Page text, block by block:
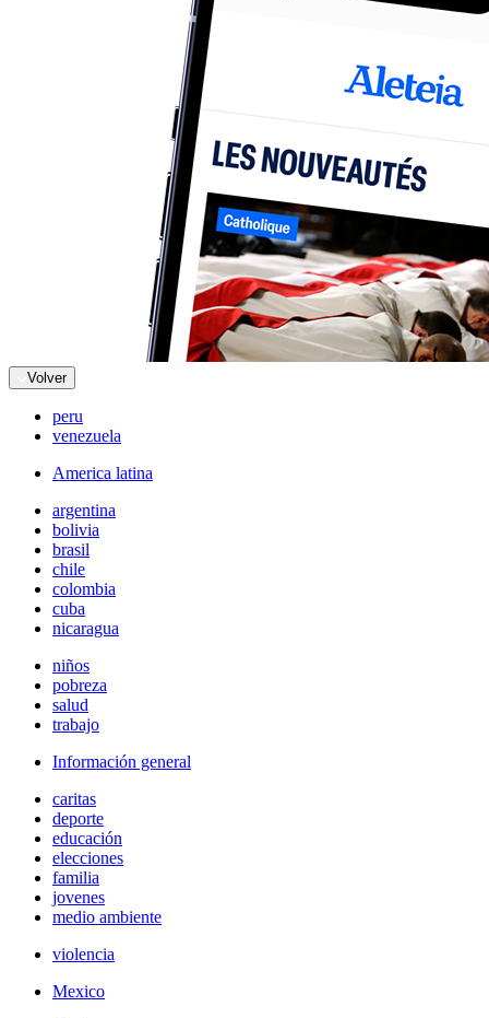
Volver
peru
venezuela
America latina
argentina
bolivia
brasil
chile
colombia
cuba
nicaragua
niños
pobreza
salud
trabajo
Información general
caritas
deporte
educación
elecciones
familia
jovenes
medio ambiente
violencia
Mexico